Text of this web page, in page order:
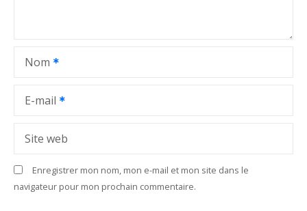
t
i
Nom
E-mail
Site web
Enregistrer mon nom, mon e-mail et mon site dans le
navigateur pour mon prochain commentaire.